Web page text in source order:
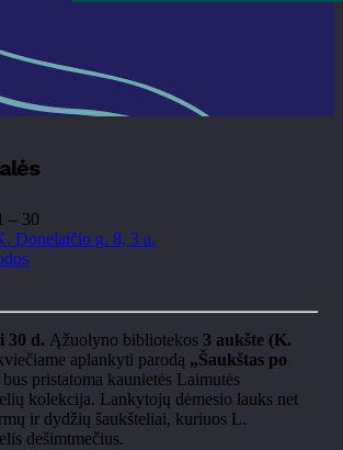
– 30
Donelaičio g. 8, 3 a.
30 d. Ąžuolyno bibliotekos 3 aukšte (K.
aplankyti parodą „Šaukštas po
pristatoma kaunietės Laimutės
kolekcija. Lankytojų dėmesio lauks net
ir dydžių šaukšteliai, kuriuos L.
dešimtmečius.